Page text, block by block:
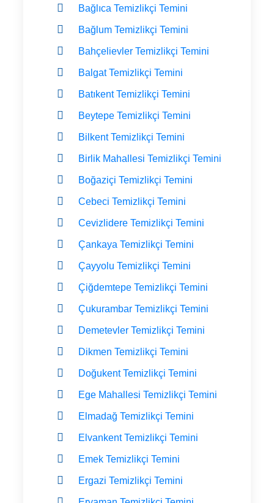
Bağlıca Temizlikçi Temini
Bağlum Temizlikçi Temini
Bahçelievler Temizlikçi Temini
Balgat Temizlikçi Temini
Batıkent Temizlikçi Temini
Beytepe Temizlikçi Temini
Bilkent Temizlikçi Temini
Birlik Mahallesi Temizlikçi Temini
Boğaziçi Temizlikçi Temini
Cebeci Temizlikçi Temini
Cevizlidere Temizlikçi Temini
Çankaya Temizlikçi Temini
Çayyolu Temizlikçi Temini
Çiğdemtepe Temizlikçi Temini
Çukurambar Temizlikçi Temini
Demetevler Temizlikçi Temini
Dikmen Temizlikçi Temini
Doğukent Temizlikçi Temini
Ege Mahallesi Temizlikçi Temini
Elmadağ Temizlikçi Temini
Elvankent Temizlikçi Temini
Emek Temizlikçi Temini
Ergazi Temizlikçi Temini